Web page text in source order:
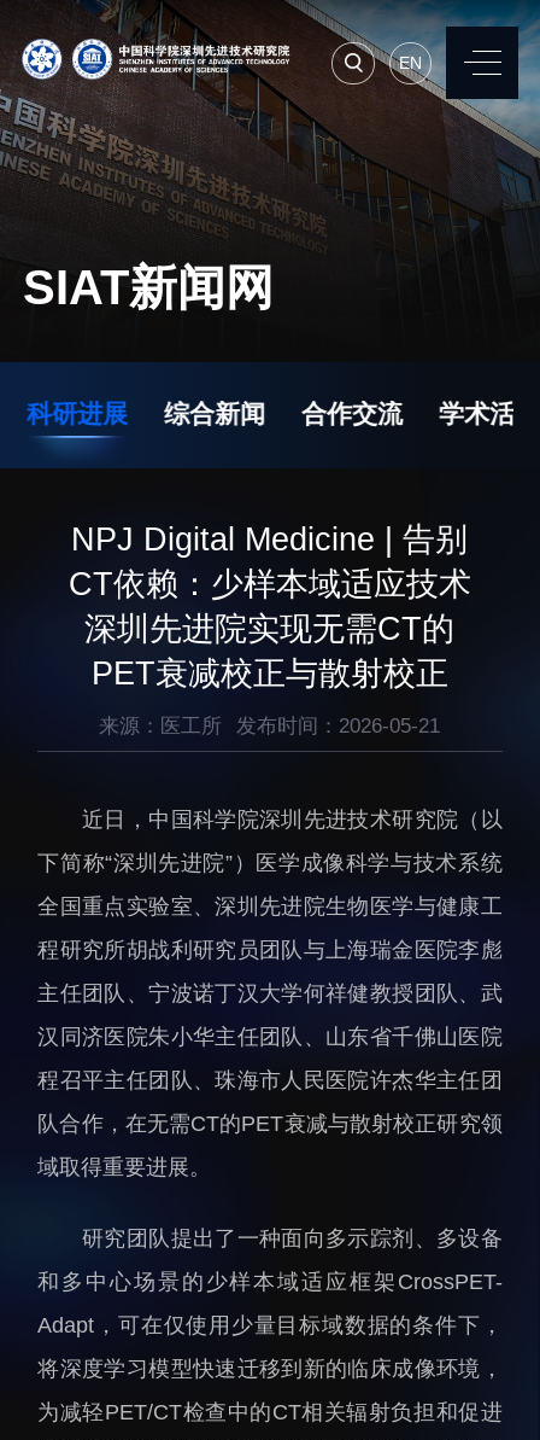
EN
常用系统 人才招聘 联系我们
机构简介
院长寄语
现任领导
统计数据
研究机构
研究队伍
通知公告
先进集成技术研究所
生物医学与健康工程研
生物医药与技术研究所
脑认知与脑疾病研究所
合成生物学研究所
材料人工智能研究所
碳中和技术研究所
科学仪器所（筹）
人才概况
人才介绍
人才招聘
人才动态
博士后
综合处
科研管理处
创新融合处
人力资源处
教育处
党群工作处
监督审计处
支撑平台处
产业发展中心
SIAT新闻网
科研进展 综合新闻 合作交流 学术活动
NPJ Digital Medicine | 告别
CT依赖：少样本域适应技术
深圳先进院实现无需CT的
PET衰减校正与散射校正
来源：医工所 发布时间：2026-05-21
近日， 中国科学院深圳先进技术研究院（以
下简称“深圳先进院”） 医学成像科学与技术系统
全国重点实验室、深圳先进院生物医学与健康工
程研究所胡战利研究员团队与上海瑞金医院李彪
主任团队、宁波诺丁汉大学何祥健教授团队、武
汉同济医院朱小华主任团队、山东省千佛山医院
程召平主任团队、珠海市人民医院许杰华主任团
队合作，在无需CT的PET衰减与散射校正研究领
域取得重要进展。
研究团队提出了一种面向多示踪剂、多设备
和多中心场景的少样本域适应框架CrossPET-
Adapt，可在仅使用少量目标域数据的条件下，
将深度学习模型快速迁移到新的临床成像环境，
为减轻PET/CT检查中的CT相关辐射负担和促进